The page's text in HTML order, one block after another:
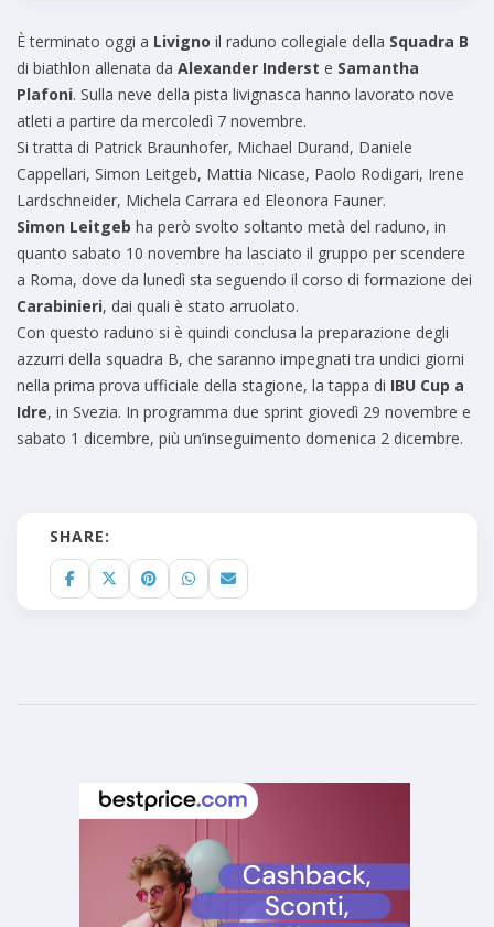
È terminato oggi a Livigno il raduno collegiale della Squadra B
di biathlon allenata da Alexander Inderst e Samantha
Plafoni. Sulla neve della pista livignasca hanno lavorato nove
atleti a partire da mercoledì 7 novembre.
Si tratta di Patrick Braunhofer, Michael Durand, Daniele
Cappellari, Simon Leitgeb, Mattia Nicase, Paolo Rodigari, Irene
Lardschneider, Michela Carrara ed Eleonora Fauner.
Simon Leitgeb ha però svolto soltanto metà del raduno, in
quanto sabato 10 novembre ha lasciato il gruppo per scendere
a Roma, dove da lunedì sta seguendo il corso di formazione dei
Carabinieri, dai quali è stato arruolato.
Con questo raduno si è quindi conclusa la preparazione degli
azzurri della squadra B, che saranno impegnati tra undici giorni
nella prima prova ufficiale della stagione, la tappa di IBU Cup a
Idre, in Svezia. In programma due sprint giovedì 29 novembre e
sabato 1 dicembre, più un’inseguimento domenica 2 dicembre.
SHARE: